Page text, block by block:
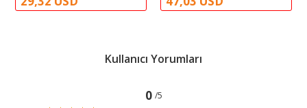
Kullanıcı Yorumları
0 /5